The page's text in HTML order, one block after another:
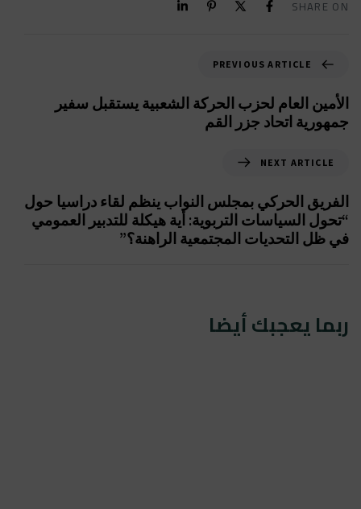
SHARE ON
PREVIOUS ARTICLE
الأمين العام لحزب الحركة الشعبية يستقبل سفير
جمهورية اتحاد جزر القم
NEXT ARTICLE
الفريق الحركي بمجلس النواب ينظم لقاء دراسيا حول
“تحول السياسات التربوية: أية هيكلة للتدبير العمومي
في ظل التحديات المجتمعية الراهنة؟”
ربما يعجبك أيضا